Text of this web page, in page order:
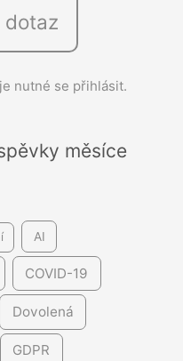
dotaz
nutné se přihlásit.
měsíce
AI
COVID-19
Dovolená
GDPR